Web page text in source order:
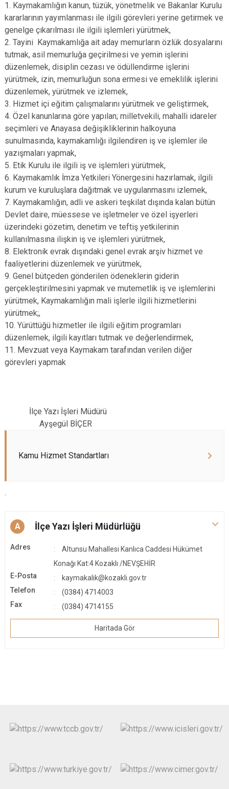
1. Kaymakamlığın kanun, tüzük, yönetmelik ve Bakanlar Kurulu
kararlarının yayımlanması ile ilgili görevleri yerine getirmek ve
genelge çıkarılması ile ilgili işlemleri yürütmek,
2. Tayini Kaymakamlığa ait aday memurların özlük dosyalarını
tutmak, asil memurluğa geçirilmesi ve yemin işlerini
düzenlemek, disiplin cezası ve ödüllendirme işlerini
yürütmek, izin, memurluğun sona ermesi ve emeklilik işlerini
düzenlemek, yürütmek ve izlemek,
3. Hizmet içi eğitim çalışmalarını yürütmek ve geliştirmek,
4. Özel kanunlarına göre yapılan; milletvekili, mahalli idareler
seçimleri ve Anayasa değişikliklerinin halkoyuna
sunulmasında, kaymakamlığı ilgilendiren iş ve işlemler ile
yazışmaları yapmak,
5. Etik Kurulu ile ilgili iş ve işlemleri yürütmek,
6. Kaymakamlık İmza Yetkileri Yönergesini hazırlamak, ilgili
kurum ve kuruluşlara dağıtmak ve uygulanmasını izlemek,
7. Kaymakamlığın, adli ve askeri teşkilat dışında kalan bütün
Devlet daire, müessese ve işletmeler ve özel işyerleri
üzerindeki gözetim, denetim ve teftiş yetkilerinin
kullanılmasına ilişkin iş ve işlemleri yürütmek,
8. Elektronik evrak dışındaki genel evrak arşiv hizmet ve
faaliyetlerini düzenlemek ve yürütmek,
9. Genel bütçeden gönderilen ödeneklerin giderin
gerçekleştirilmesini yapmak ve mutemetlik iş ve işlemlerini
yürütmek, Kaymakamlığın mali işlerle ilgili hizmetlerini
yürütmek;,
10. Yürüttüğü hizmetler ile ilgili eğitim programları
düzenlemek, ilgili kayıtları tutmak ve değerlendirmek,
11. Mevzuat veya Kaymakam tarafından verilen diğer
görevleri yapmak
İlçe Yazı İşleri Müdürü
Ayşegül BİÇER
Kamu Hizmet Standartları
.
A İlçe Yazı İşleri Müdürlüğü
Adres
Altunsu Mahallesi Kanlıca Caddesi Hükümet
Konağı Kat:4 Kozaklı /NEVŞEHİR
E-Posta
kaymakalik@kozakli.gov.tr
Telefon
(0384) 4714003
Fax
(0384) 4714155
Haritada Gör